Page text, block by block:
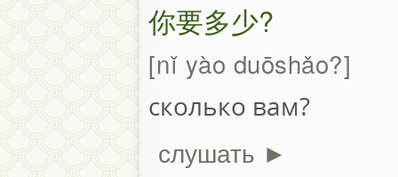
你要多少?
nǐ yào duōshǎo?
сколько вам?
слушать ►